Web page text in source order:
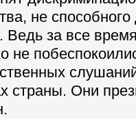
не
Ведь за все
страны. Они